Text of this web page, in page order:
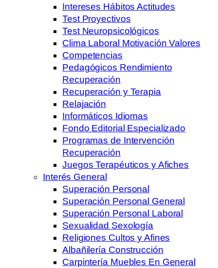
Intereses Hábitos Actitudes
Test Proyectivos
Test Neuropsicológicos
Clima Laboral Motivación Valores
Competencias
Pedagógicos Rendimiento
Recuperación
Recuperación y Terapia
Relajación
Informáticos Idiomas
Fondo Editorial Especializado
Programas de Intervención
Recuperación
Juegos Terapéuticos y Afiches
Interés General
Superación Personal
Superación Personal General
Superación Personal Laboral
Sexualidad Sexología
Religiones Cultos y Afines
Albañilería Construcción
Carpintería Muebles En General